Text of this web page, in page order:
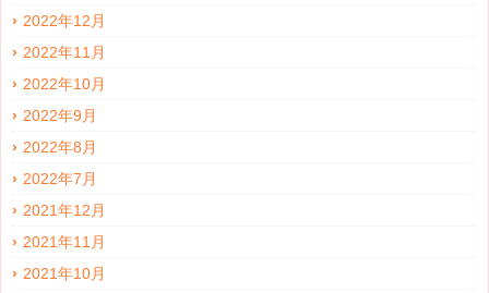
2022年12月
2022年11月
2022年10月
2022年9月
2022年8月
2022年7月
2021年12月
2021年11月
2021年10月